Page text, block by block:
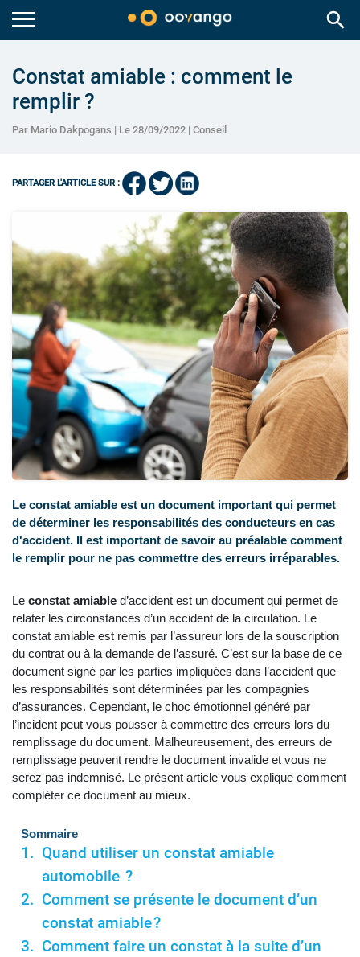
search
Constat amiable : comment le
remplir ?
Par Mario Dakpogans | Le 28/09/2022 | Conseil
PARTAGER L'ARTICLE SUR :
Le constat amiable est un document important qui permet
de déterminer les responsabilités des conducteurs en cas
d'accident. Il est important de savoir au préalable comment
le remplir pour ne pas commettre des erreurs irréparables.
Le constat amiable d’accident est un document qui permet de
relater les circonstances d’un accident de la circulation. Le
constat amiable est remis par l’assureur lors de la souscription
du contrat ou à la demande de l’assuré. C’est sur la base de ce
document signé par les parties impliquées dans l’accident que
les responsabilités sont déterminées par les compagnies
d’assurances. Cependant, le choc émotionnel généré par
l’incident peut vous pousser à commettre des erreurs lors du
remplissage du document. Malheureusement, des erreurs de
remplissage peuvent rendre le document invalide et vous ne
serez pas indemnisé. Le présent article vous explique comment
compléter ce document au mieux.
Sommaire
Quand utiliser un constat amiable
automobile ?
Comment se présente le document d’un
constat amiable ?
Comment faire un constat à la suite d’un